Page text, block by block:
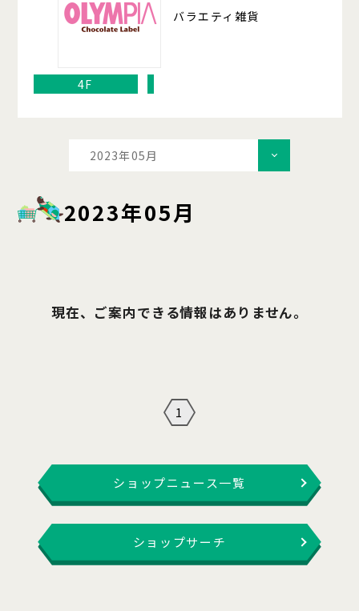
バラエティ雑貨
4F
2023年05月
2023年05月
現在、ご案内できる情報はありません。
1
ショップニュース一覧
ショップサーチ